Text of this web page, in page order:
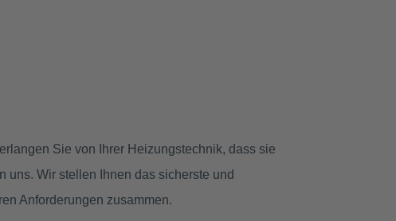
Sie von Ihrer Heizungstechnik, dass sie
uns. Wir stellen Ihnen das sicherste und
Anforderungen zusammen.